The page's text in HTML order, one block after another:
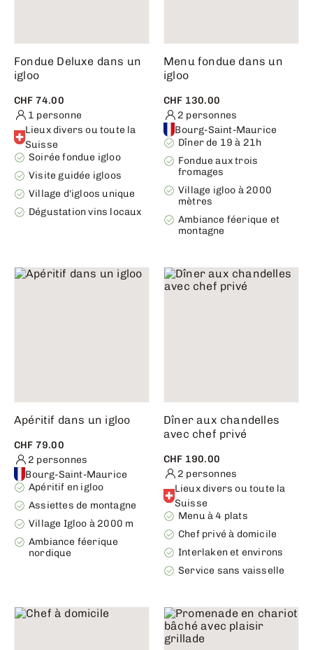
Fondue Deluxe dans un
igloo
CHF 74.00
1 personne
Lieux divers ou toute la
Suisse
Soirée fondue igloo
Visite guidée igloos
Village d'igloos unique
Dégustation vins locaux
Menu fondue dans un
igloo
CHF 130.00
2 personnes
Bourg-Saint-Maurice
Dîner de 19 à 21h
Fondue aux trois
fromages
Village igloo à 2000
mètres
Ambiance féerique et
montagne
Apéritif dans un igloo
CHF 79.00
2 personnes
Bourg-Saint-Maurice
Apéritif en igloo
Assiettes de montagne
Village Igloo à 2000 m
Ambiance féerique
nordique
Dîner aux chandelles
avec chef privé
CHF 190.00
2 personnes
Lieux divers ou toute la
Suisse
Menu à 4 plats
Chef privé à domicile
Interlaken et environs
Service sans vaisselle